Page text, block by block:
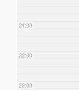
21:00
22:00
23:00